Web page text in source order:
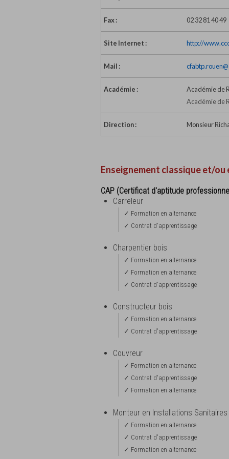
Fax : 02 32 81 40 49
Site Internet : http://
Mail :
Académie :
Académie de
Académie de
Direction : Monsieur
Enseignement classique et/ou
CAP (Certificat d'aptitude
Carreleur
✓ Formation en alternance
✓ Contrat d'apprentissage
Charpentier bois
✓ Formation en alternance
✓ Formation en alternance
✓ Contrat d'apprentissage
Constructeur bois
✓ Formation en alternance
✓ Contrat d'apprentissage
Couvreur
✓ Formation en alternance
✓ Contrat d'apprentissage
✓ Formation en alternance
Monteur en Installations Sanitaires
✓ Formation en alternance
✓ Contrat d'apprentissage
✓ Formation en alternance